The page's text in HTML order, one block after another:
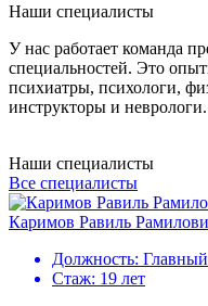
Наши специалисты
У нас работает команда
специальностей. Это
психиатры, психологи,
инструкторы и неврологи.
Наши специалисты
Все специалисты
Каримов Равиль
Должность: Главный
Стаж: 19 лет